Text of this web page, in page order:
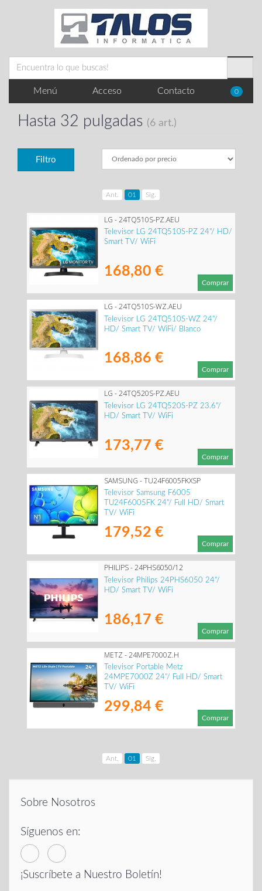
Menú Acceso Contacto 0
Hasta 32 pulgadas (6 art.)
Filtro
Ant. 01 Sig.
LG - 24TQ510S-PZ.AEU
Televisor LG 24TQ510S-PZ 24"/ HD/
Smart TV/ WiFi
168,80 €
Comprar
LG - 24TQ510S-WZ.AEU
Televisor LG 24TQ510S-WZ 24"/
HD/ Smart TV/ WiFi/ Blanco
168,86 €
Comprar
LG - 24TQ520S-PZ.AEU
Televisor LG 24TQ520S-PZ 23.6"/
HD/ Smart TV/ WiFi
173,77 €
Comprar
SAMSUNG - TU24F6005FKXSP
Televisor Samsung F6005
TU24F6005FK 24"/ Full HD/ Smart
TV/ WiFi
179,52 €
Comprar
PHILIPS - 24PHS6050/12
Televisor Philips 24PHS6050 24"/
HD/ Smart TV/ WiFi
186,17 €
Comprar
METZ - 24MPE7000Z.H
Televisor Portable Metz
24MPE7000Z 24"/ Full HD/ Smart
TV/ WiFi
299,84 €
Comprar
Ant. 01 Sig.
Sobre Nosotros
Síguenos en:
¡Suscríbete a Nuestro Boletín!